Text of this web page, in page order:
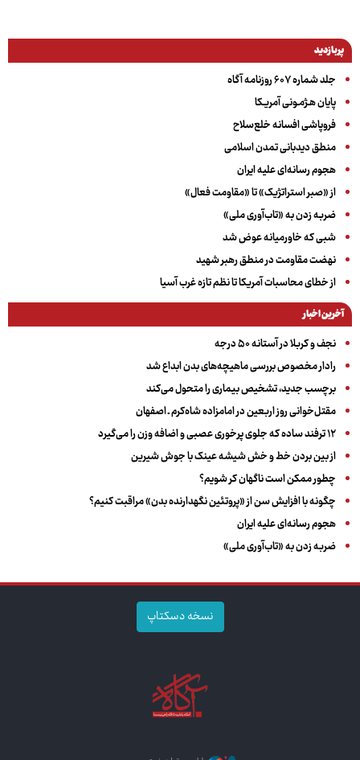
پربازدید
جلد شماره ۶۰۷ روزنامه آگاه
پایان هـژمـونی آمریـکا
فروپاشی افسانه خلع‌سلاح
منطق دیدبانی تمدن اسلامی
هجوم رسانه‌ای علیه ایران
از «صبر استراتژیک» تا «مقاومت فعال»
ضربه زدن به «تاب‌آوری ملی»
شبی که خاورمیانه عوض شد
نهضت مقاومت در منطق رهبر شهید
از خطای محاسبات آمریکا تا نظم تازه غرب آسیا
آخرین اخبار
نجف و کربلا در آستانه ۵۰ درجه
رادار مخصوص بررسی ماهیچه‌های بدن ابداع شد
برچسب جدید، تشخیص بیماری را متحول می‌کند
مقتل‌خوانی روز اربعین در امامزاده شاه‌کرم ـ اصفهان
۱۲ ترفند ساده که جلوی پرخوری عصبی و اضافه ‌وزن را می‌گیرد
از بین بردن خط و خش شیشه عینک با جوش شیرین
چطور ممکن است ناگهان کر شویم؟
چگونه با افزایش سن از «پروتئین نگهدارنده بدن» مراقبت کنیم؟
هجوم رسانه‌ای علیه ایران
ضربه زدن به «تاب‌آوری ملی»
نسخه دسکتاپ